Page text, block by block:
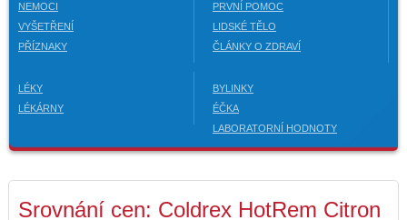
NEMOCI
VYŠETŘENÍ
PŘÍZNAKY
PRVNÍ POMOC
LIDSKÉ TĚLO
ČLÁNKY O ZDRAVÍ
LÉKY
LÉKÁRNY
BYLINKY
ÉČKA
LABORATORNÍ HODNOTY
Srovnání cen: Coldrex HotRem Citron